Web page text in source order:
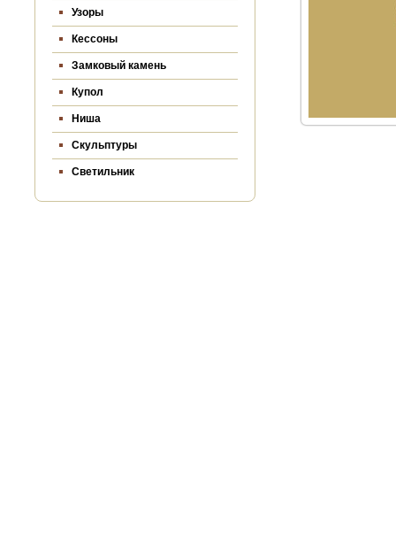
Узоры
Кессоны
Замковый камень
Купол
Ниша
Скульптуры
Светильник